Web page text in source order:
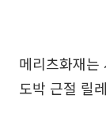
메리츠화재는
도박 근절 릴